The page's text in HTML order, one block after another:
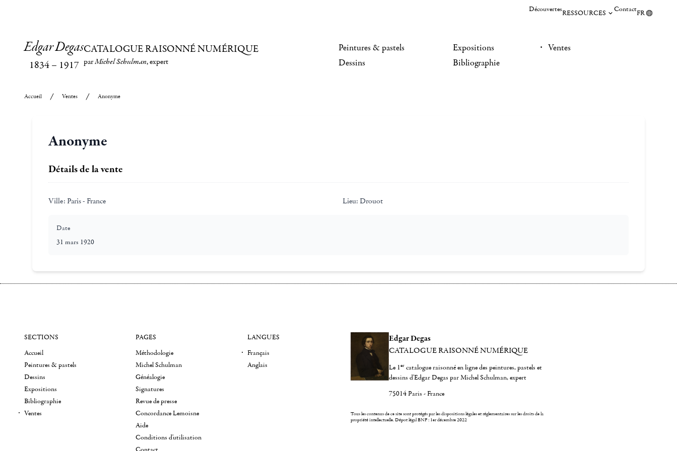
DécouvertesRESSOURCES ContactFR
Edgar Degas
1834– 1917
CATALOGUE RAISONNÉ NUMÉRIQUE
parMichel Schulman, expert
Peintures & pastels
Dessins
Expositions
Bibliographie
Ventes
Accueil Ventes Anonyme
Anonyme
Détails de la vente
Ville: Paris - France Lieu: Drouot
Date
31 mars 1920
Edgar Degas
CATALOGUE RAISONNÉ NUMÉRIQUE
Le 1er catalogue raisonné en ligne des peintures, pastels et
dessins d'Edgar Degas par Michel Schulman, expert
75014 Paris - France
Tous les contenus de ce site sont protégés par les dispositions légales et réglementaires sur les droits de la
propriété intellectuelle.Dépot légal BNF : 1er décembre 2022
SECTIONS
Accueil
Peintures & pastels
Dessins
Expositions
Bibliographie
Ventes
PAGES
Méthodologie
Michel Schulman
Généalogie
Signatures
Revue de presse
Concordance Lemoisne
Aide
Conditions d'utilisation
LANGUES
Français
Anglais